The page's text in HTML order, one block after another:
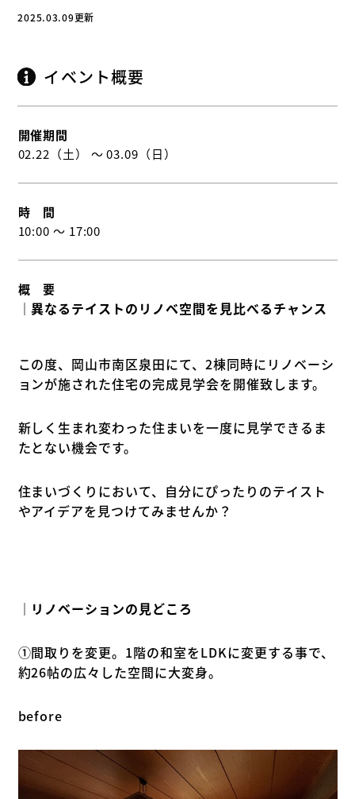
2025.03.09更新
イベント概要
開催期間
02.22（土） 〜 03.09（日）
時 間
10:00 〜 17:00
概 要
｜異なるテイストのリノベ空間を見比べるチャンス
この度、岡山市南区泉田にて、2棟同時にリノベーシ
ョンが施された住宅の完成見学会を開催致します。
新しく生まれ変わった住まいを一度に見学できるま
たとない機会です。
住まいづくりにおいて、自分にぴったりのテイスト
やアイデアを見つけてみませんか？
｜リノベーションの見どころ
①間取りを変更。1階の和室をLDKに変更する事で、
約26帖の広々した空間に大変身。
before